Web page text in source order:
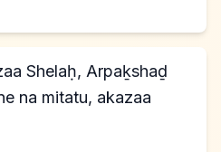
Shelaḥ, Arpaḵshaḏ
na mitatu, akazaa